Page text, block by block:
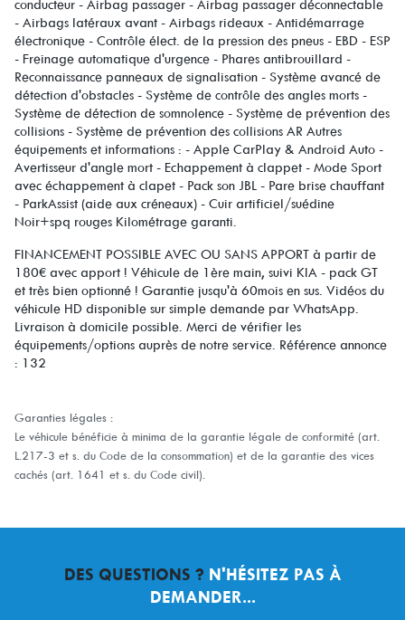
conducteur - Airbag passager - Airbag passager déconnectable
- Airbags latéraux avant - Airbags rideaux - Antidémarrage
électronique - Contrôle élect. de la pression des pneus - EBD - ESP
- Freinage automatique d'urgence - Phares antibrouillard -
Reconnaissance panneaux de signalisation - Système avancé de
détection d'obstacles - Système de contrôle des angles morts -
Système de détection de somnolence - Système de prévention des
collisions - Système de prévention des collisions AR Autres
équipements et informations : - Apple CarPlay & Android Auto -
Avertisseur d'angle mort - Echappement à clappet - Mode Sport
avec échappement à clapet - Pack son JBL - Pare brise chauffant
- ParkAssist (aide aux créneaux) - Cuir artificiel/suédine
Noir+spq rouges Kilométrage garanti.
FINANCEMENT POSSIBLE AVEC OU SANS APPORT à partir de
180€ avec apport ! Véhicule de 1ère main, suivi KIA - pack GT
et très bien optionné ! Garantie jusqu'à 60mois en sus. Vidéos du
véhicule HD disponible sur simple demande par WhatsApp.
Livraison à domicile possible. Merci de vérifier les
équipements/options auprès de notre service. Référence annonce
: 132
Garanties légales :
Le véhicule bénéficie à minima de la garantie légale de conformité (art.
L.217-3 et s. du Code de la consommation) et de la garantie des vices
cachés (art. 1641 et s. du Code civil).
DES QUESTIONS ? N'HÉSITEZ PAS À
DEMANDER...